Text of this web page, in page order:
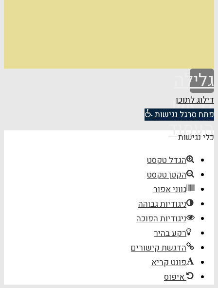
גלילה
לראש
העמוד
דילוג לתוכן
פתח סרגל נגישות
כלי נגישות
הגדל טקסט
הקטן טקסט
גווני אפור
ניגודיות גבוהה
ניגודיות הפוכה
רקע בהיר
הדגשת קישורים
פונט קריא
איפוס